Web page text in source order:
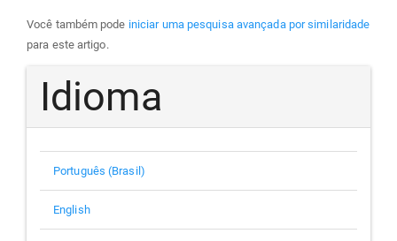
Você também pode iniciar uma pesquisa avançada por similaridade
para este artigo.
Idioma
Português (Brasil)
English